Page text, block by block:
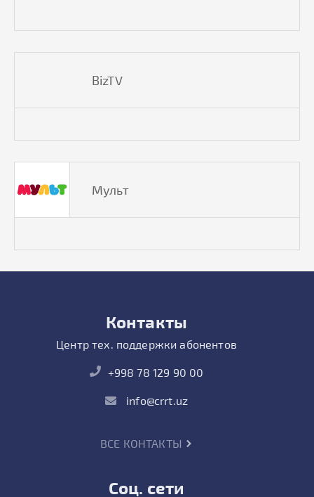
BizTV
Мульт
Контакты
Центр тех. поддержки абонентов
+998 78 129 90 00
info@crrt.uz
ВСЕ КОНТАКТЫ
Соц. сети